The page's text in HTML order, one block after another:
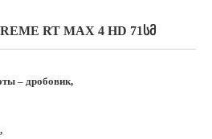
RT MAX 4 HD 71ᲡᲛ
– дробовик,